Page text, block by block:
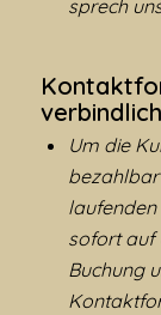
sprech
Um die
bezahlbar
laufenden
sofort auf
Buchung